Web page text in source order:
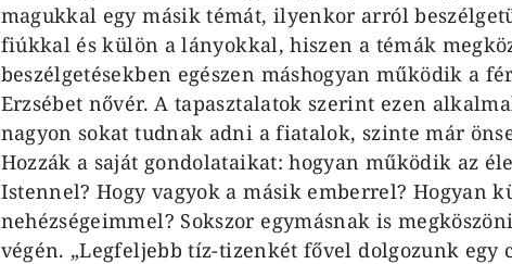
magukkal egy másik témát, ilyenkor arról
fiúkkal és külön a lányokkal, hiszen a témák
beszélgetésekben egészen máshogyan működik a
Erzsébet nővér. A tapasztalatok szerint ezen
nagyon sokat tudnak adni a fiatalok, szinte már
Hozzák a saját gondolataikat: hogyan működik az
Istennel? Hogy vagyok a másik emberrel? Hogyan
nehézségeimmel? Sokszor egymásnak is
végén. „Legfeljebb tíz-tizenkét fővel dolgozunk egy